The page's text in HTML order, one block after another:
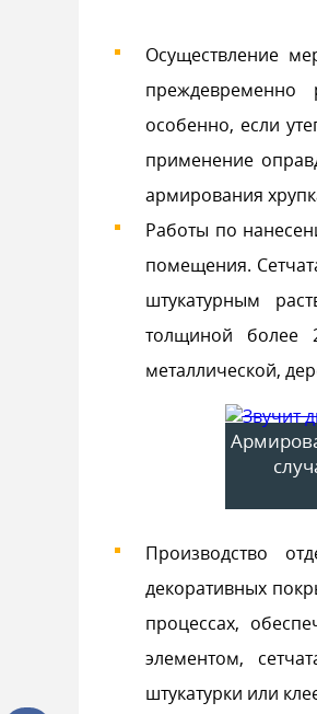
Осуществление
преждевременно
особенно, если
применение
армирования
Работы по
помещения.
штукатурным
толщиной более
металлической,
Производство
декоративных
процессах,
элементом,
штукатурки или